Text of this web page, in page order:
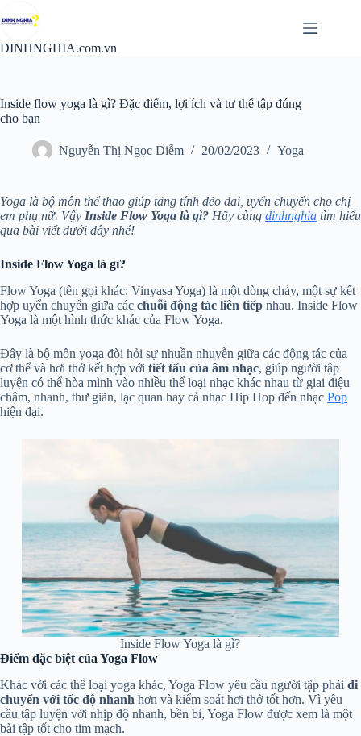
đến
nội
DINHNGHIA.com.vn
Inside flow yoga là gì? Đặc điểm, lợi ích và tư thế tập đúng
cho bạn
Nguyễn Thị Ngọc Diễm 20/02/2023 Yoga
Yoga là bộ môn thể thao giúp tăng tính dẻo dai, uyển chuyển cho chị
em phụ nữ. Vậy Inside Flow Yoga là gì? Hãy cùng dinhnghia tìm hiểu
qua bài viết dưới đây nhé!
Inside Flow Yoga là gì?
Flow Yoga (tên gọi khác: Vinyasa Yoga) là một dòng chảy, một sự kết
hợp uyển chuyển giữa các chuỗi động tác liên tiếp nhau. Inside Flow
Yoga là một hình thức khác của Flow Yoga.
Đây là bộ môn yoga đòi hỏi sự nhuần nhuyễn giữa các động tác của
cơ thể và hơi thở kết hợp với tiết tấu của âm nhạc, giúp người tập
luyện có thể hòa mình vào nhiều thể loại nhạc khác nhau từ giai điệu
chậm, nhanh, thư giãn, lạc quan hay cả nhạc Hip Hop đến nhạc Pop
hiện đại.
Inside Flow Yoga là gì?
Điểm đặc biệt của Yoga Flow
Khác với các thể loại yoga khác, Yoga Flow yêu cầu người tập phải di
chuyển với tốc độ nhanh hơn và kiểm soát hơi thở tốt hơn. Vì yêu
cầu tập luyện với nhịp độ nhanh, bền bỉ, Yoga Flow được xem là một
bài tập tốt cho tim mạch.